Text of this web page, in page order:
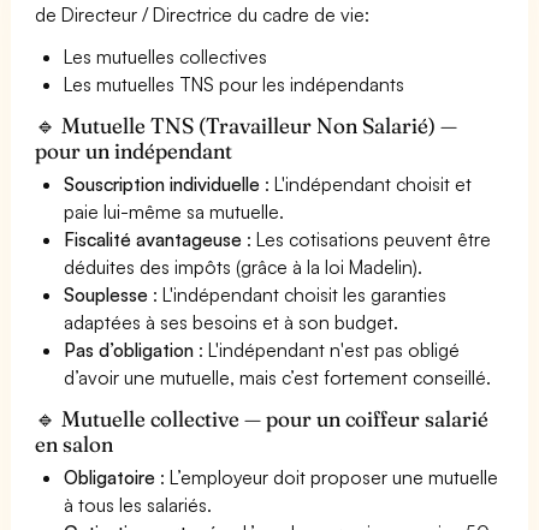
de Directeur / Directrice du cadre de vie:
Les mutuelles collectives
Les mutuelles TNS pour les indépendants
🔹 Mutuelle TNS (Travailleur Non Salarié) —
pour un indépendant
Souscription individuelle : L'indépendant choisit et
paie lui-même sa mutuelle.
Fiscalité avantageuse : Les cotisations peuvent être
déduites des impôts (grâce à la loi Madelin).
Souplesse : L'indépendant choisit les garanties
adaptées à ses besoins et à son budget.
Pas d’obligation : L'indépendant n'est pas obligé
d’avoir une mutuelle, mais c’est fortement conseillé.
🔹 Mutuelle collective — pour un coiffeur salarié
en salon
Obligatoire : L’employeur doit proposer une mutuelle
à tous les salariés.